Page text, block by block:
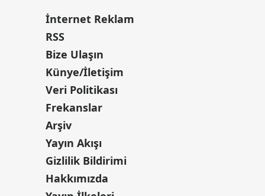
İnternet Reklam
RSS
Bize Ulaşın
Künye/İletişim
Veri Politikası
Frekanslar
Arşiv
Yayın Akışı
Gizlilik Bildirimi
Hakkımızda